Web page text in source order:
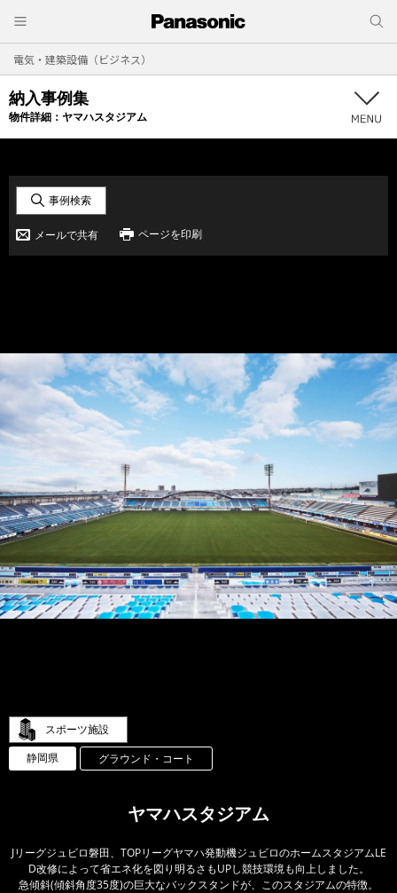
電気・建築設備（ビジネス）
納入事例集
物件詳細： ヤマハスタジアム
事例検索
メールで共有 ページを印刷
スポーツ施設
静岡県
グラウンド・コート
ヤマハスタジアム
Jリーグジュビロ磐田、TOPリーグヤマハ発動機ジュビロのホームスタジアムLE
D改修によって省エネ化を図り明るさもUPし競技環境も向上しました。
急傾斜(傾斜角度35度)の巨大なバックスタンドが、このスタジアムの特徴。